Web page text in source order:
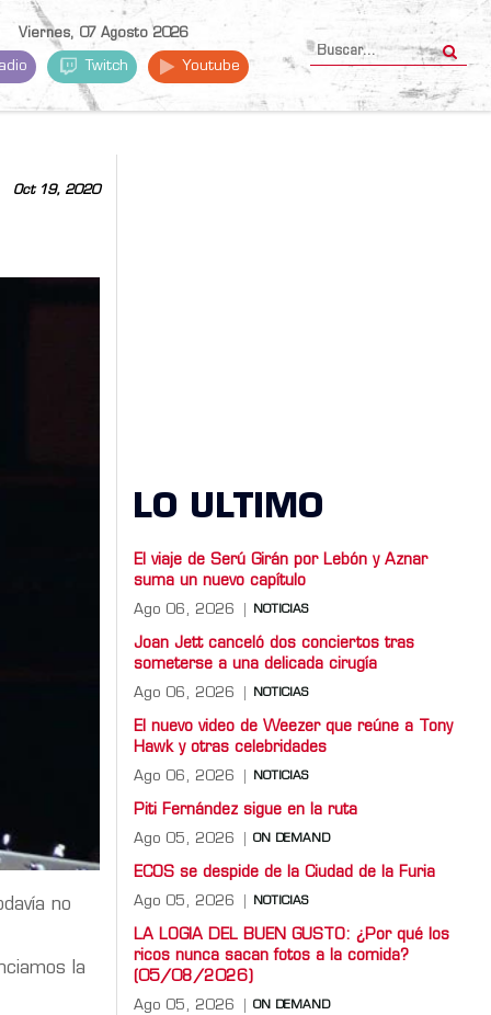
Viernes, 07 Agosto 2026
Twitch Youtube
Oct 19, 2020
no
la
LO ULTIMO
El viaje de Serú Girán por Lebón y Aznar
suma un nuevo capítulo
Ago 06, 2026 NOTICIAS
Joan Jett canceló dos conciertos tras
someterse a una delicada cirugía
Ago 06, 2026 NOTICIAS
El nuevo video de Weezer que reúne a Tony
Hawk y otras celebridades
Ago 06, 2026 NOTICIAS
Piti Fernández sigue en la ruta
Ago 05, 2026 ON DEMAND
ECOS se despide de la Ciudad de la Furia
Ago 05, 2026 NOTICIAS
LA LOGIA DEL BUEN GUSTO: ¿Por qué los
ricos nunca sacan fotos a la comida?
(05/08/2026)
Ago 05, 2026 ON DEMAND